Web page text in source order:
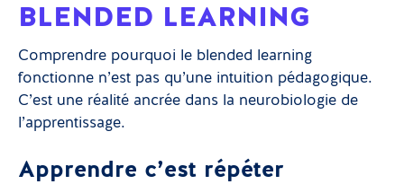
BLENDED LEARNING
Comprendre pourquoi le blended learning
fonctionne n’est pas qu’une intuition pédagogique.
C’est une réalité ancrée dans la neurobiologie de
l’apprentissage.
Apprendre c’est répéter